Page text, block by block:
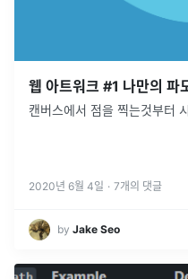
웹 아트워크 #1 나만의 파
캔버스에서 점을 찍는것부터
2020년 6월 4일 · 7개의 댓글
by Jake Seo